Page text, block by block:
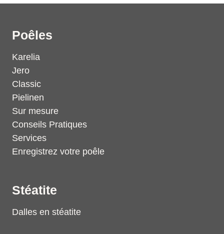
Poêles
Karelia
Jero
Classic
Pielinen
Sur mesure
Conseils Pratiques
Services
Enregistrez votre poêle
Stéatite
Dalles en stéatite